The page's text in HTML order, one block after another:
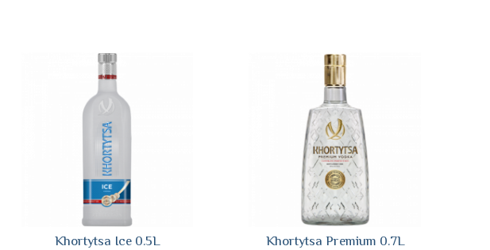
Khortytsa Ice 0.5L Khortytsa Premium 0.7L